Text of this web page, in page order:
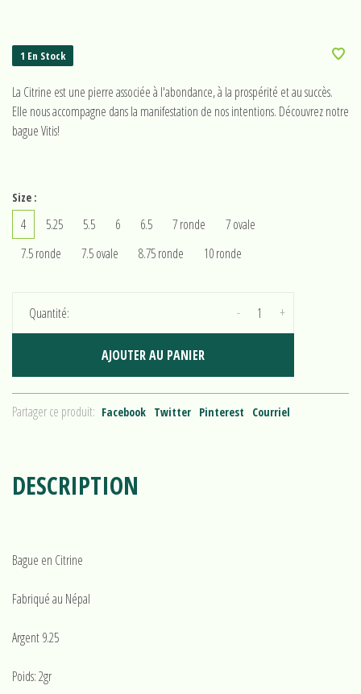
1 En Stock
La Citrine est une pierre associée à l'abondance, à la prospérité et au succès.
Elle nous accompagne dans la manifestation de nos intentions. Découvrez notre
bague Vitis!
Size :
4 5.25 5.5 6 6.5 7 ronde
7 ovale
7.5 ronde
7.5 ovale 8.75 ronde 10 ronde
Quantité: +
-
AJOUTER AU PANIER
Partager ce produit: Facebook Twitter Pinterest Courriel
DESCRIPTION
Bague en Citrine
Fabriqué au Népal
Argent 9.25
Poids: 2gr